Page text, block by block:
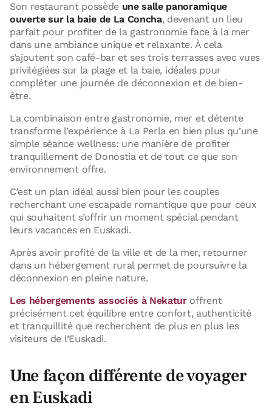
Son restaurant possède une salle panoramique
ouverte sur la baie de La Concha, devenant un lieu
parfait pour profiter de la gastronomie face à la mer
dans une ambiance unique et relaxante. À cela
s’ajoutent son café-bar et ses trois terrasses avec vues
privilégiées sur la plage et la baie, idéales pour
compléter une journée de déconnexion et de bien-
être.
La combinaison entre gastronomie, mer et détente
transforme l’expérience à La Perla en bien plus qu’une
simple séance wellness: une manière de profiter
tranquillement de Donostia et de tout ce que son
environnement offre.
C’est un plan idéal aussi bien pour les couples
recherchant une escapade romantique que pour ceux
qui souhaitent s’offrir un moment spécial pendant
leurs vacances en Euskadi.
Après avoir profité de la ville et de la mer, retourner
dans un hébergement rural permet de poursuivre la
déconnexion en pleine nature.
Les hébergements associés à Nekaturoffrent
précisément cet équilibre entre confort, authenticité
et tranquillité que recherchent de plus en plus les
visiteurs de l’Euskadi.
Une façon différente de voyager
en Euskadi